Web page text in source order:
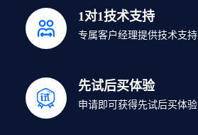
1对1技术支持
专属客户经理提供技术支持
先试后买体验
申请即可获得先试后买体验